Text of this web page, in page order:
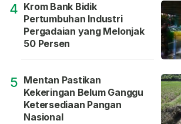
4 Krom Bank Bidik
Pertumbuhan Industri
Pergadaian yang Melonjak
50 Persen
5 Mentan Pastikan
Kekeringan Belum Ganggu
Ketersediaan Pangan
Nasional